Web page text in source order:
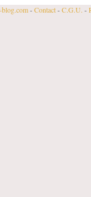
blog.com-Contact-C.G.U. -